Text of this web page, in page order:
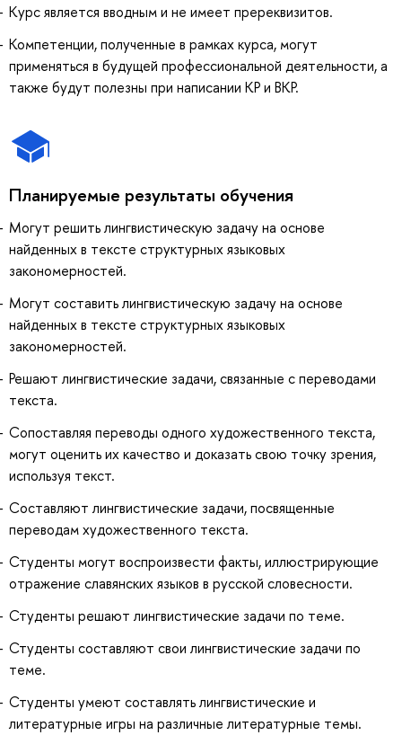
Курс является вводным и не имеет пререквизитов.
Компетенции, полученные в рамках курса, могут
применяться в будущей профессиональной деятельности, а
также будут полезны при написании КР и ВКР.
Планируемые результаты обучения
Могут решить лингвистическую задачу на основе
найденных в тексте структурных языковых
закономерностей.
Могут составить лингвистическую задачу на основе
найденных в тексте структурных языковых
закономерностей.
Решают лингвистические задачи, связанные с переводами
текста.
Сопоставляя переводы одного художественного текста,
могут оценить их качество и доказать свою точку зрения,
используя текст.
Составляют лингвистические задачи, посвященные
переводам художественного текста.
Студенты могут воспроизвести факты, иллюстрирующие
отражение славянских языков в русской словесности.
Студенты решают лингвистические задачи по теме.
Студенты составляют свои лингвистические задачи по
теме.
Студенты умеют составлять лингвистические и
литературные игры на различные литературные темы.